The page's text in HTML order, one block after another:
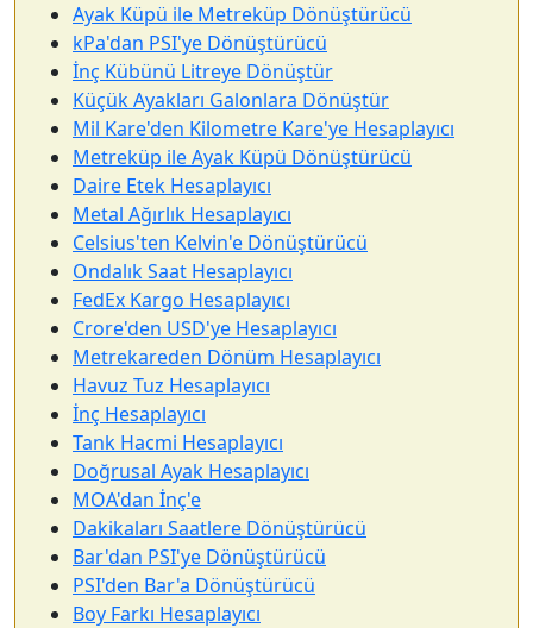
Ayak Küpü ile Metreküp Dönüştürücü
kPa'dan PSI'ye Dönüştürücü
İnç Kübünü Litreye Dönüştür
Küçük Ayakları Galonlara Dönüştür
Mil Kare'den Kilometre Kare'ye Hesaplayıcı
Metreküp ile Ayak Küpü Dönüştürücü
Daire Etek Hesaplayıcı
Metal Ağırlık Hesaplayıcı
Celsius'ten Kelvin'e Dönüştürücü
Ondalık Saat Hesaplayıcı
FedEx Kargo Hesaplayıcı
Crore'den USD'ye Hesaplayıcı
Metrekareden Dönüm Hesaplayıcı
Havuz Tuz Hesaplayıcı
İnç Hesaplayıcı
Tank Hacmi Hesaplayıcı
Doğrusal Ayak Hesaplayıcı
MOA'dan İnç'e
Dakikaları Saatlere Dönüştürücü
Bar'dan PSI'ye Dönüştürücü
PSI'den Bar'a Dönüştürücü
Boy Farkı Hesaplayıcı